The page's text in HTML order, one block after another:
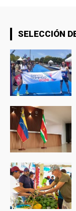
SELECCIÓN